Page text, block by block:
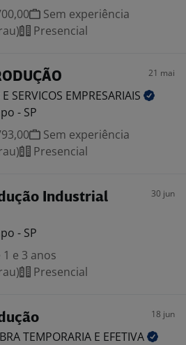
Sem experiência
Presencial
21 mai
SERVICOS EMPRESARIAIS
- SP
Sem experiência
Presencial
Industrial 30 jun
- SP
e 3 anos
Presencial
18 jun
TEMPORARIA E EFETIVA